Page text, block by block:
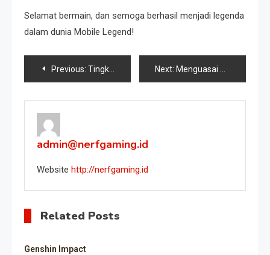
Selamat bermain, dan semoga berhasil menjadi legenda
dalam dunia Mobile Legend!
Post
navigation
Previous: Tingkatkan Kreativitas Anak dengan Mewarnai Gambar Karakter Mobile Legend Next: Menguasai Chou dalam Legenda Seluler: Kiat dan Strategi untuk Dominasi
admin@nerfgaming.id
Website http://nerfgaming.id
Related Posts
Genshin Impact